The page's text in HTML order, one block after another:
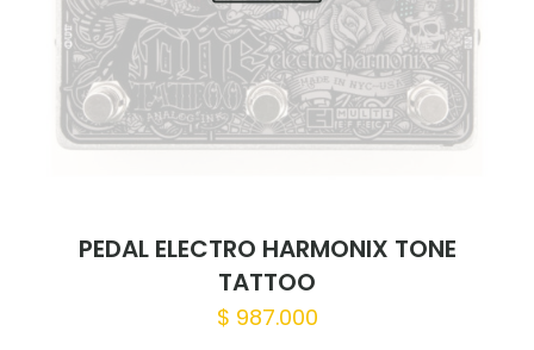
PEDAL ELECTRO HARMONIX TONE
TATTOO
$ 987.000